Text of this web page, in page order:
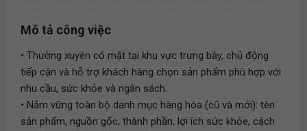
Mô tả công việc
• Thường xuyên có mặt tại khu vực trưng bày, chủ động
tiếp cận và hỗ trợ khách hàng chọn sản phẩm phù hợp với
nhu cầu, sức khỏe và ngân sách.
• Nắm vững toàn bộ danh mục hàng hóa (cũ và mới): tên
sản phẩm, nguồn gốc, thành phần, lợi ích sức khỏe, cách